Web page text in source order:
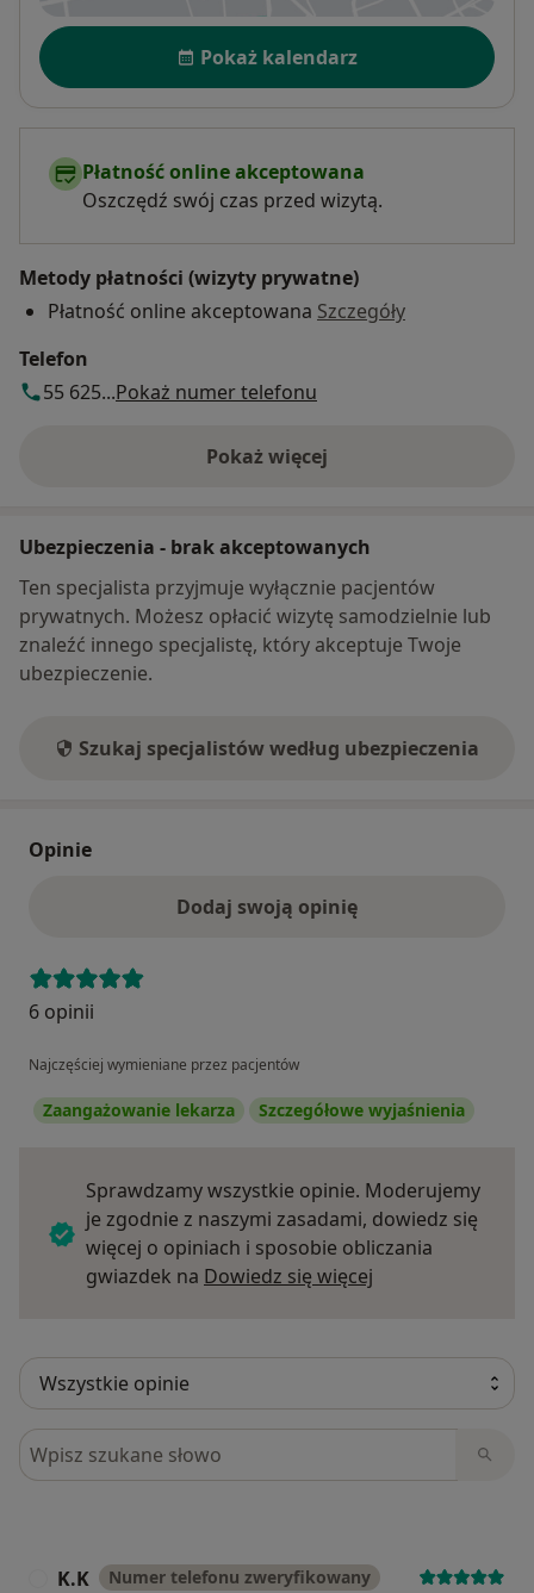
Dostępność
Pokaż kalendarz
Płatność online akceptowana
Oszczędź swój czas przed wizytą.
Metody płatności (wizyty prywatne)
Płatność online akceptowana Szczegóły
Telefon
55 625...Pokaż numer telefonu
Pokaż więcej
o adresie
Ubezpieczenia - brak akceptowanych
Ten specjalista przyjmuje wyłącznie pacjentów
prywatnych. Możesz opłacić wizytę samodzielnie lub
znaleźć innego specjalistę, który akceptuje Twoje
ubezpieczenie.
Szukaj specjalistów według ubezpieczenia
Opinie
Dodaj swoją opinię
6 opinii
Najczęściej wymieniane przez pacjentów
Zaangażowanie lekarza Szczegółowe wyjaśnienia
Sprawdzamy wszystkie opinie. Moderujemy
je zgodnie z naszymi zasadami, dowiedz się
więcej o opiniach i sposobie obliczania
gwiazdek na Dowiedz się więcej
Szukaj w opiniach
K.K Numer telefonu zweryfikowany